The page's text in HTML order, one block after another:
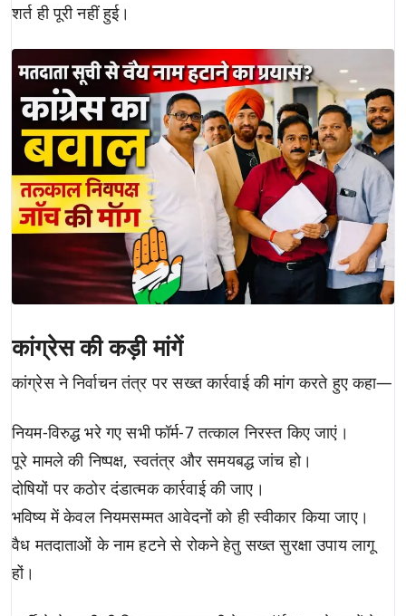
शर्त ही पूरी नहीं हुई।
कांग्रेस की कड़ी मांगें
कांग्रेस ने निर्वाचन तंत्र पर सख्त कार्रवाई की मांग करते हुए कहा—
नियम-विरुद्ध भरे गए सभी फॉर्म-7 तत्काल निरस्त किए जाएं।
पूरे मामले की निष्पक्ष, स्वतंत्र और समयबद्ध जांच हो।
दोषियों पर कठोर दंडात्मक कार्रवाई की जाए।
भविष्य में केवल नियमसम्मत आवेदनों को ही स्वीकार किया जाए।
वैध मतदाताओं के नाम हटने से रोकने हेतु सख्त सुरक्षा उपाय लागू
हों।